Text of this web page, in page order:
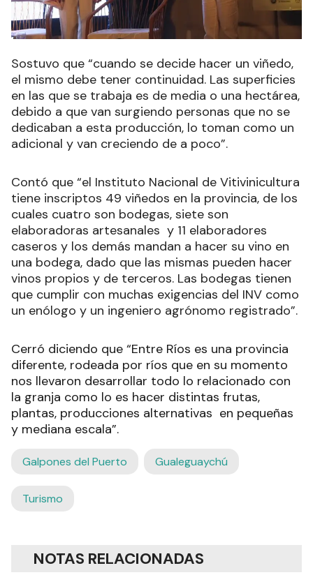
Sostuvo que “cuando se decide hacer un viñedo,
el mismo debe tener continuidad. Las superficies
en las que se trabaja es de media o una hectárea,
debido a que van surgiendo personas que no se
dedicaban a esta producción, lo toman como un
adicional y van creciendo de a poco”.
Contó que “el Instituto Nacional de Vitivinicultura
tiene inscriptos 49 viñedos en la provincia, de los
cuales cuatro son bodegas, siete son
elaboradoras artesanales y 11 elaboradores
caseros y los demás mandan a hacer su vino en
una bodega, dado que las mismas pueden hacer
vinos propios y de terceros. Las bodegas tienen
que cumplir con muchas exigencias del INV como
un enólogo y un ingeniero agrónomo registrado”.
Cerró diciendo que “Entre Ríos es una provincia
diferente, rodeada por ríos que en su momento
nos llevaron desarrollar todo lo relacionado con
la granja como lo es hacer distintas frutas,
plantas, producciones alternativas en pequeñas
y mediana escala”.
Galpones del Puerto Gualeguaychú
Turismo
NOTAS RELACIONADAS